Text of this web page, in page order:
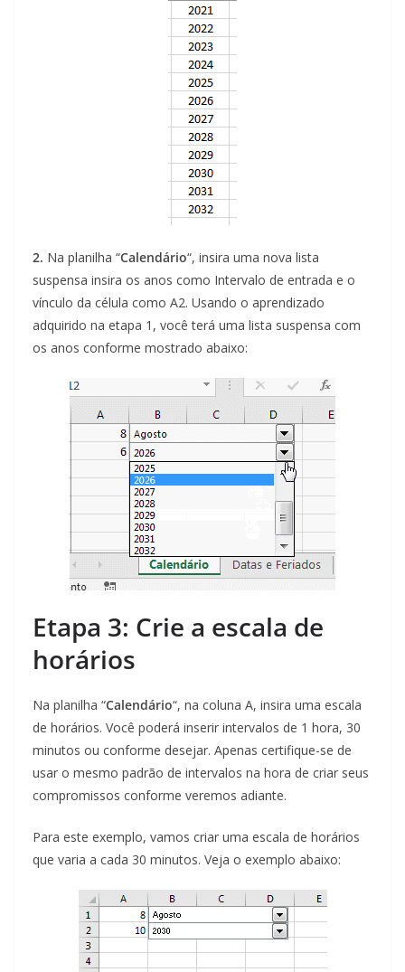
2. Na planilha “Calendário“, insira uma nova lista
suspensa insira os anos como Intervalo de entrada e o
vínculo da célula como A2. Usando o aprendizado
adquirido na etapa 1, você terá uma lista suspensa com
os anos conforme mostrado abaixo:
Etapa 3: Crie a escala de
horários
Na planilha “Calendário“, na coluna A, insira uma escala
de horários. Você poderá inserir intervalos de 1 hora, 30
minutos ou conforme desejar. Apenas certifique-se de
usar o mesmo padrão de intervalos na hora de criar seus
compromissos conforme veremos adiante.
Para este exemplo, vamos criar uma escala de horários
que varia a cada 30 minutos. Veja o exemplo abaixo: